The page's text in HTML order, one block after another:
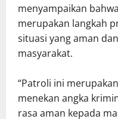
menyampaikan
merupakan langkah
situasi yang aman
masyarakat.
“Patroli ini
menekan angka
rasa aman kepada